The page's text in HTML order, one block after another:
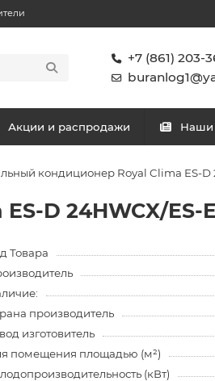
+7 (861) 203-
Акции и распродажи Наши
кондиционер Royal Clima ES-D
D 24HWCX/ES-
Товара
производитель
изготовитель
помещения площадью (м²)
(кВт)